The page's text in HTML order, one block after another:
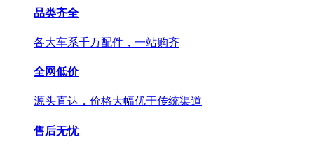
品类齐全
各大车系千万配件，一站购齐
全网低价
源头直达，价格大幅优于传统渠道
售后无忧